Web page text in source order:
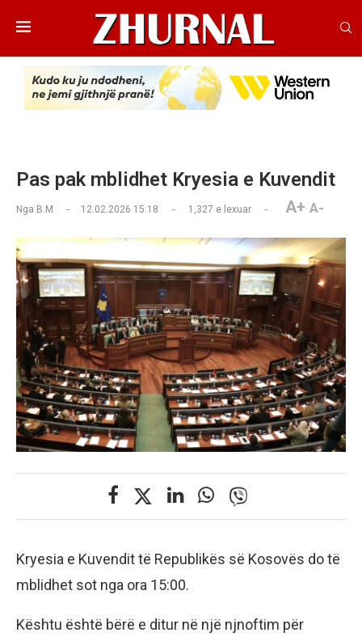
Pas pak mblidhet Kryesia e Kuvendit
Nga B.M 12.02.2026 15:18 1,327 e lexuar A+ A-
Kryesia e Kuvendit të Republikës së Kosovës do të
mblidhet sot nga ora 15:00.
Kështu është bërë e ditur në një njnoftim për